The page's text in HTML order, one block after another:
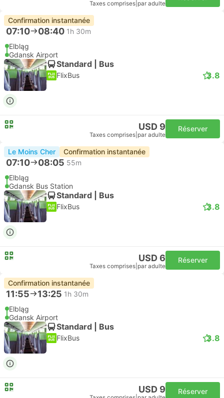
Taxes comprises par adulte
Confirmation instantanée
07:10 08:40 1h 30m
Elbląg
Gdansk Airport
Standard | Bus
FlixBus 3.8
USD 9
Taxes comprises par adulte
Réserver
Le Moins Cher Confirmation instantanée
07:10 08:05 55m
Elbląg
Gdansk Bus Station
Standard | Bus
FlixBus 3.8
USD 6
Taxes comprises par adulte
Réserver
Confirmation instantanée
11:55 13:25 1h 30m
Elbląg
Gdansk Airport
Standard | Bus
FlixBus 3.8
USD 9 Réserver